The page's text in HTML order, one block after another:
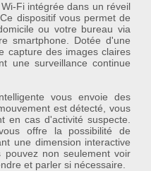
Fiintégrée dans un réveil
dispositif vous permet de
ou votre bureau via
smartphone. Dotée d'une
capture des images claires
une surveillance continue
vous envoie des
est détecté, vous
en cas d'activité suspecte.
offre la possibilité de
une dimension interactive
pouvez non seulement voir
et parler si nécessaire.